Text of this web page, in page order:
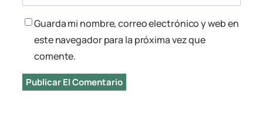
Guarda mi nombre, correo electrónico y web en
este navegador para la próxima vez que
comente.